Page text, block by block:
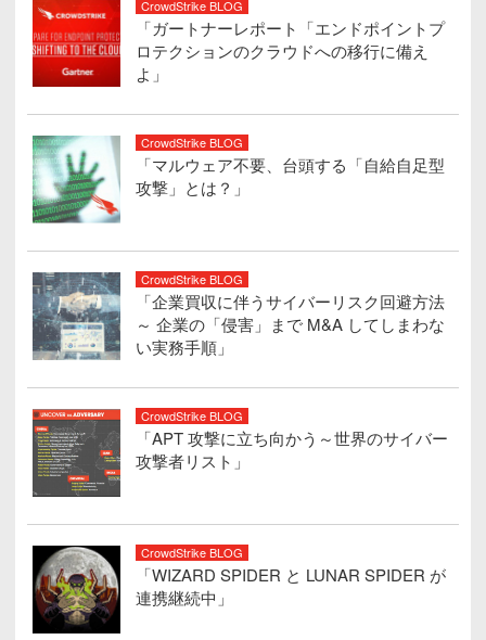
CrowdStrike BLOG
「ガートナーレポート「エンドポイントプ
ロテクションのクラウドへの移行に備え
よ」
CrowdStrike BLOG
「マルウェア不要、台頭する「自給自足型
攻撃」とは？」
CrowdStrike BLOG
「企業買収に伴うサイバーリスク回避方法
～ 企業の「侵害」まで M&A してしまわな
い実務手順」
CrowdStrike BLOG
「APT 攻撃に立ち向かう～世界のサイバー
攻撃者リスト」
CrowdStrike BLOG
「WIZARD SPIDER と LUNAR SPIDER が
連携継続中」